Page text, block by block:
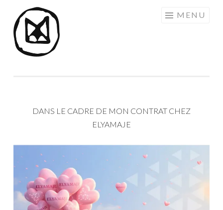
Aller
au
contenu
principal
MENU
DANS LE CADRE DE MON CONTRAT CHEZ
ELYAMAJE